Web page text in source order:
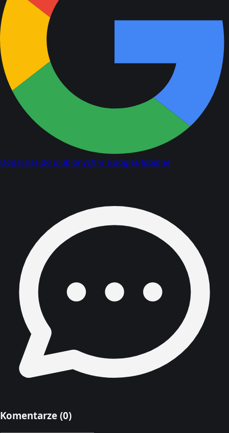
Dodaj nas do ulubionych w GoogleUlubione
Komentarze (0)